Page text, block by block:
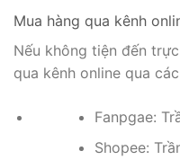
Website :
Điện thoại/Zalo :
Nếu không tiện đến
qua kênh online qua